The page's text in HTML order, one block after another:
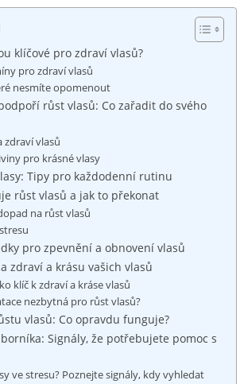
klíčové pro zdraví vlasů?
pro zdraví vlasů
nesmíte opomenout
růst vlasů: Co zařadit do svého
zdraví vlasů
pro krásné vlasy
Tipy pro každodenní rutinu
růst vlasů a jak to překonat
na růst vlasů
pro zpevnění a obnovení vlasů
zdraví a krásu vašich vlasů
klíč k zdraví a kráse vlasů
nezbytná pro růst vlasů?
vlasů: Co opravdu funguje?
Signály, že potřebujete pomoc s
ve stresu? Poznejte signály, kdy vyhledat